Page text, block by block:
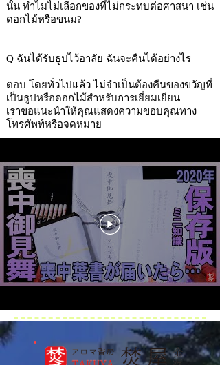
นั้น ทำไมไม่เลือกของที่ไม่กระทบต่อศาสนา เช่น
ดอกไม้หรือขนม?
Q ฉันได้รับธูปไว้อาลัย ฉันจะคืนได้อย่างไร
ตอบ โดยทั่วไปแล้ว ไม่จำเป็นต้องคืนของขวัญที่
เป็นธูปหรือดอกไม้สำหรับการเยี่ยมเยียน
เราขอแนะนำให้คุณแสดงความขอบคุณทาง
โทรศัพท์หรือจดหมาย